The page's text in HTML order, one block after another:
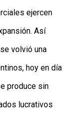
ejercen
Así
volvió una
hoy en día
produce sin
lucrativos